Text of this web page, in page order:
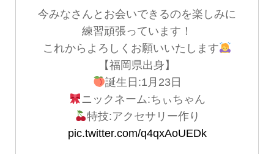
今みなさんとお会いできるのを楽しみに
練習頑張っています！
これからよろしくお願いいたします
【福岡県出身】
誕生日:1月23日
ニックネーム:ちぃちゃん
特技:アクセサリー作り
pic.twitter.com/q4qxAoUEDk